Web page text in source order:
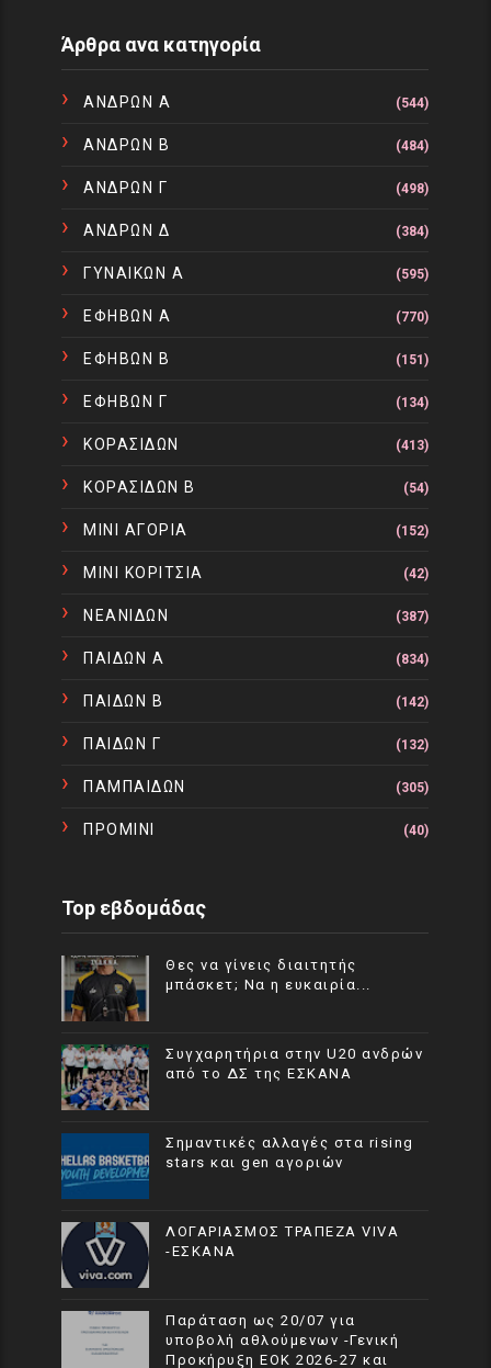
Άρθρα ανα κατηγορία
ΑΝΔΡΩΝ Α (544)
ΑΝΔΡΩΝ Β (484)
ΑΝΔΡΩΝ Γ (498)
ΑΝΔΡΩΝ Δ (384)
ΓΥΝΑΙΚΩΝ Α (595)
ΕΦΗΒΩΝ Α (770)
ΕΦΗΒΩΝ Β (151)
ΕΦΗΒΩΝ Γ (134)
ΚΟΡΑΣΙΔΩΝ (413)
ΚΟΡΑΣΙΔΩΝ Β (54)
ΜΙΝΙ ΑΓΟΡΙΑ (152)
ΜΙΝΙ ΚΟΡΙΤΣΙΑ (42)
ΝΕΑΝΙΔΩΝ (387)
ΠΑΙΔΩΝ Α (834)
ΠΑΙΔΩΝ Β (142)
ΠΑΙΔΩΝ Γ (132)
ΠΑΜΠΑΙΔΩΝ (305)
ΠΡΟΜΙΝΙ (40)
Top εβδομάδας
Θες να γίνεις διαιτητής
μπάσκετ; Να η ευκαιρία...
Συγχαρητήρια στην U20 ανδρών
από το ΔΣ της ΕΣΚΑΝΑ
Σημαντικές αλλαγές στα rising
stars και gen αγοριών
ΛΟΓΑΡΙΑΣΜΟΣ ΤΡΑΠΕΖΑ VIVA
-ΕΣΚΑΝΑ
Παράταση ως 20/07 για
υποβολή αθλούμενων -Γενική
Προκήρυξη ΕΟΚ 2026-27 και